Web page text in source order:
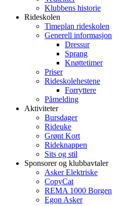
Klubbens historie
Rideskolen
Timeplan rideskolen
Generell informasjon
Dressur
Sprang
Knøttetimer
Priser
Rideskolehestene
Forryttere
Påmelding
Aktiviteter
Bursdager
Rideuke
Grønt Kort
Rideknappen
Sits og stil
Sponsorer og klubbavtaler
Asker Elektriske
CopyCat
REMA 1000 Borgen
Egon Asker